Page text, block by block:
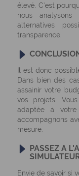
élevé. C'est
nous
alternatives
transparence.
Il est donc
Dans bien des
assainir votre
vos projets.
adaptée à
accompagnons
mesure.
PASSEZ A
Envie de savoir si